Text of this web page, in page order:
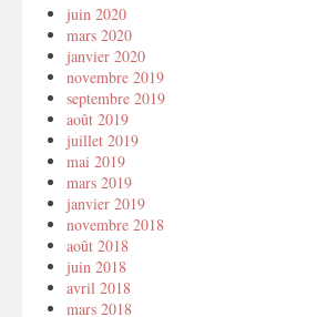
juin 2020
mars 2020
janvier 2020
novembre 2019
septembre 2019
août 2019
juillet 2019
mai 2019
mars 2019
janvier 2019
novembre 2018
août 2018
juin 2018
avril 2018
mars 2018